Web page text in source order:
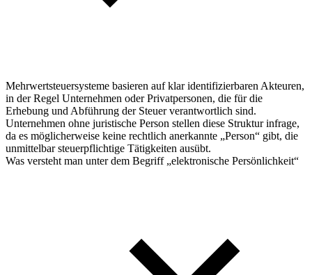
Mehrwertsteuersysteme basieren auf klar identifizierbaren Akteuren,
in der Regel Unternehmen oder Privatpersonen, die für die
Erhebung und Abführung der Steuer verantwortlich sind.
Unternehmen ohne juristische Person stellen diese Struktur infrage,
da es möglicherweise keine rechtlich anerkannte „Person“ gibt, die
unmittelbar steuerpflichtige Tätigkeiten ausübt.
Was versteht man unter dem Begriff „elektronische Persönlichkeit“